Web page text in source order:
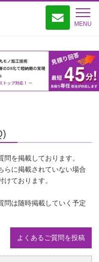
MENU
を掲載しております。
らに掲載されていない場合
けております。
問は随時掲載していく予定
よくあるご質問を投稿